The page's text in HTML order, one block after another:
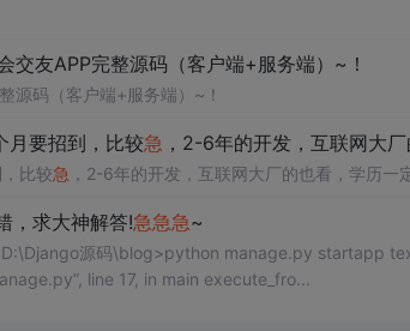
友APP完整源码（客户端+服务端）~！
源码（客户端+服务端）~！
月要招到，比较急 ，2-6年的开发，互联网大
比较急 ，2-6年的开发，互联网大厂的也看，学历一
，求大神解答!急急急~
D:\Django源码\blog>python manage.py startapp
line 21, in main() File “manage.py”, line 17, in main execute_fro...